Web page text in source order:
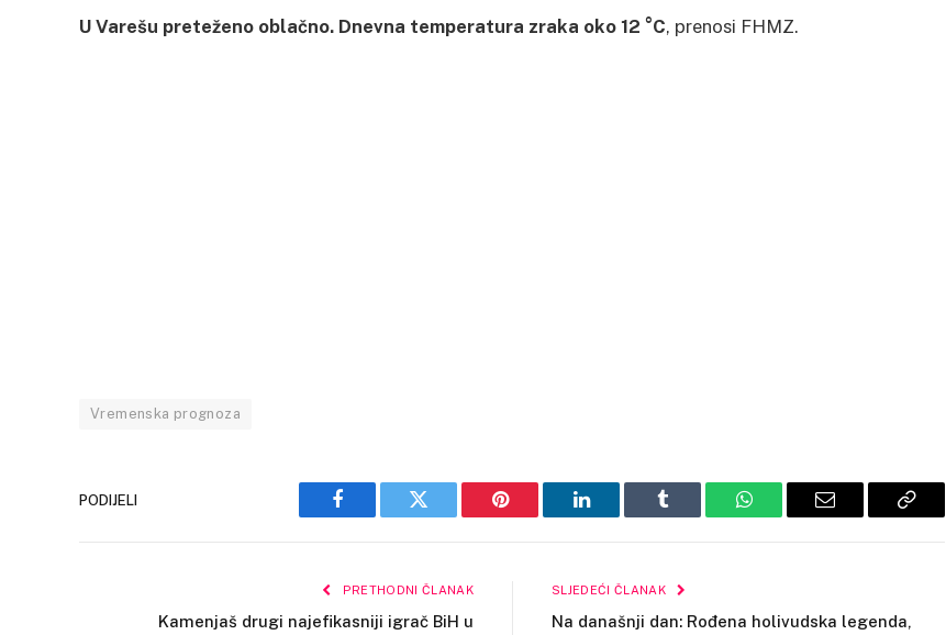
U Varešu preteženo oblačno. Dnevna temperatura zraka oko 12 °C, prenosi FHMZ.
Vremenska prognoza
PODIJELI
Facebook Twitter Pinterest LinkedIn Tumblr WhatsAppEmail
Copy
PRETHODNI ČLANAK
Kamenjaš drugi najefikasniji igrač BiH u
SLJEDEĆI ČLANAK
Na današnji dan: Rođena holivudska legenda,